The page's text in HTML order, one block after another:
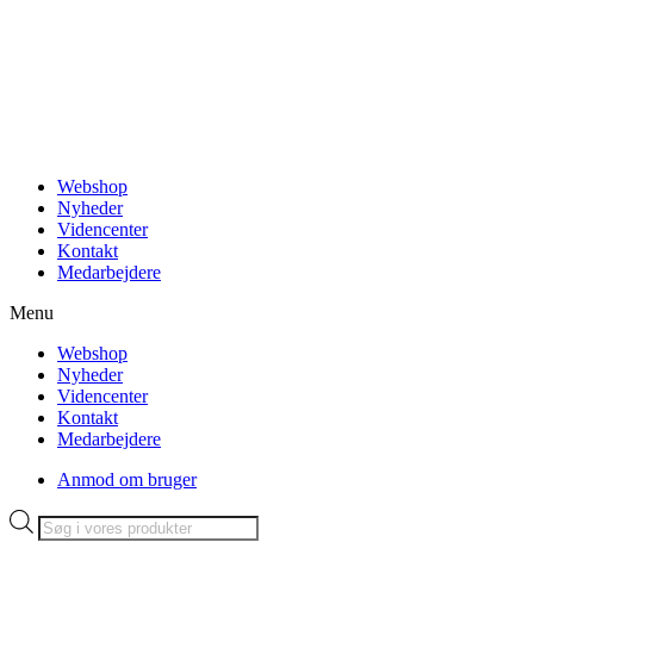
Webshop
Nyheder
Videncenter
Kontakt
Medarbejdere
Menu
Webshop
Nyheder
Videncenter
Kontakt
Medarbejdere
Anmod om bruger
Products
search